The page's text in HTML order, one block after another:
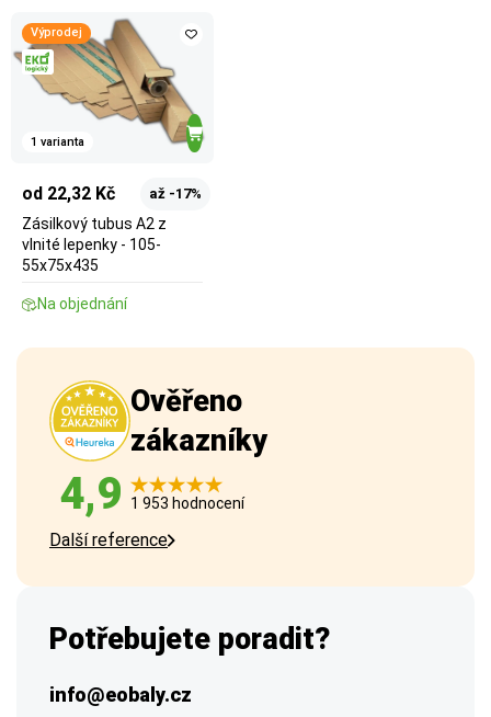
Výprodej
1 varianta
od 22,32 Kč až -17%
Zásilkový tubus A2 z
vlnité lepenky - 105-
55x75x435
Na objednání
Ověřeno
zákazníky
4,9 1 953 hodnocení
Další reference
Potřebujete poradit?
info@eobaly.cz